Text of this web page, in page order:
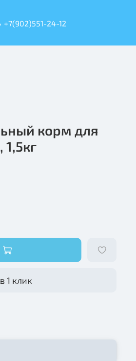
+7(902)551-24-12
корм для
1 клик